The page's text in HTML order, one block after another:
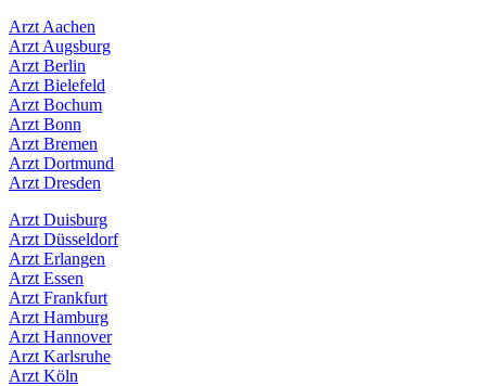
Arzt Aachen
Arzt Augsburg
Arzt Berlin
Arzt Bielefeld
Arzt Bochum
Arzt Bonn
Arzt Bremen
Arzt Dortmund
Arzt Dresden
Arzt Duisburg
Arzt Düsseldorf
Arzt Erlangen
Arzt Essen
Arzt Frankfurt
Arzt Hamburg
Arzt Hannover
Arzt Karlsruhe
Arzt Köln